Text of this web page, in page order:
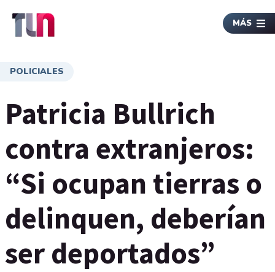
MÁS
POLICIALES
Patricia Bullrich
contra extranjeros:
“Si ocupan tierras o
delinquen, deberían
ser deportados”